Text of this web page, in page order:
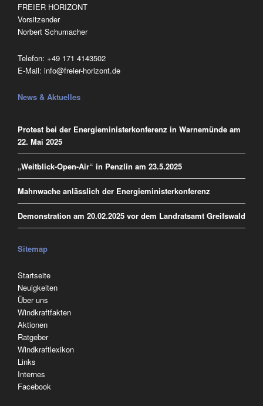
FREIER HORIZONT
Vorsitzender
Norbert Schumacher
Telefon: ‭+49 171 4143502
E-Mail: info@freier-horizont.de
News & Aktuelles
Protest bei der Energieministerkonferenz in Warnemünde am
22. Mai 2025
„Weitblick-Open-Air“ in Penzlin am 23.5.2025
Mahnwache anlässlich der Energieministerkonferenz
Demonstration am 20.02.2025 vor dem Landratsamt Greifswald
Sitemap
Navigation
überspringen
Startseite
Neuigkeiten
Über uns
Windkraftfakten
Aktionen
Ratgeber
Windkraftlexikon
Links
Internes
Facebook